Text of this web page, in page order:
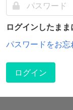
ログインしたま
パスワードをお忘
ログイン